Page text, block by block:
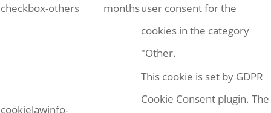
checkbox-others
monthsuser consent for the
cookies in the category
"Other.
cookielawinfo-
This cookie is set by GDPR
Cookie Consent plugin. The